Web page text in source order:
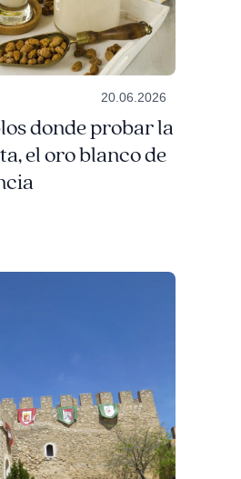
20.06.2026
donde probar la
el oro blanco de